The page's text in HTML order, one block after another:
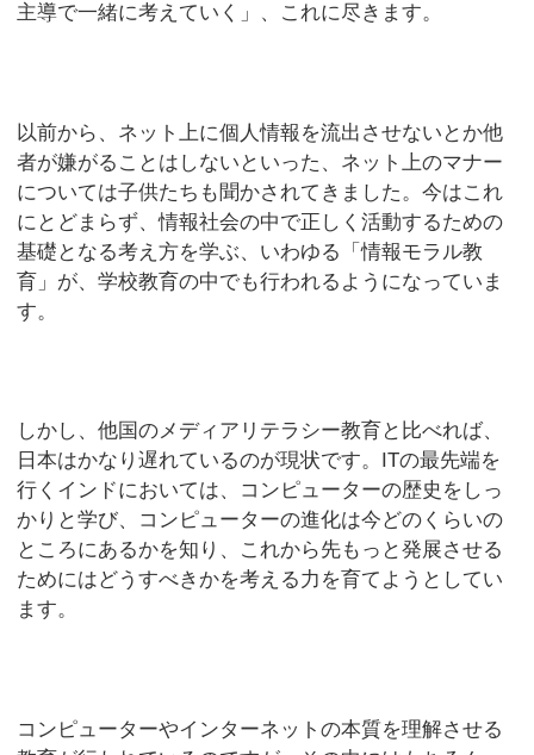
主導で一緒に考えていく」、これに尽きます。
以前から、ネット上に個人情報を流出させないとか他
者が嫌がることはしないといった、ネット上のマナー
については子供たちも聞かされてきました。今はこれ
にとどまらず、情報社会の中で正しく活動するための
基礎となる考え方を学ぶ、いわゆる「情報モラル教
育」が、学校教育の中でも行われるようになっていま
す。
しかし、他国のメディアリテラシー教育と比べれば、
日本はかなり遅れているのが現状です。ITの最先端を
行くインドにおいては、コンピューターの歴史をしっ
かりと学び、コンピューターの進化は今どのくらいの
ところにあるかを知り、これから先もっと発展させる
ためにはどうすべきかを考える力を育てようとしてい
ます。
コンピューターやインターネットの本質を理解させる